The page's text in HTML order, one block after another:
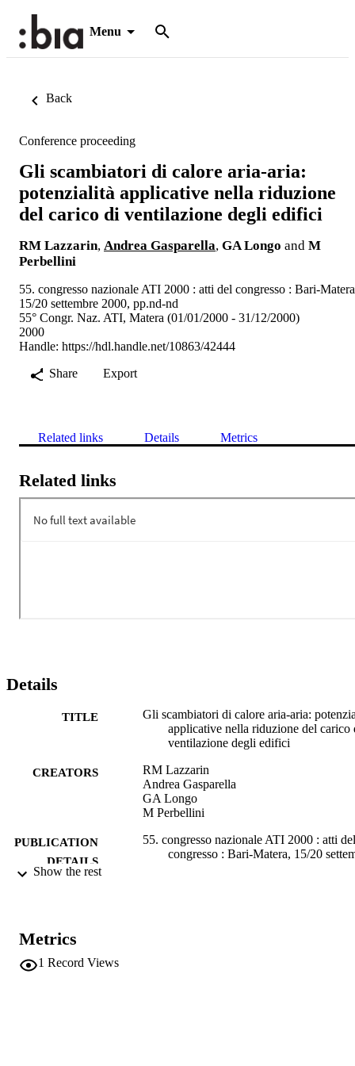
Menu
Back
Conference proceeding
Gli scambiatori di calore aria-aria:
potenzialità applicative nella riduzione
del carico di ventilazione degli edifici
RM Lazzarin, Andrea Gasparella, GA Longo and M
Perbellini
55. congresso nazionale ATI 2000 : atti del congresso : Bari-
15/20 settembre 2000, pp.nd-nd
55° Congr. Naz. ATI, Matera (01/01/2000 - 31/12/2000)
2000
Handle: https://hdl.handle.net/10863/42444
Share
Export
Related links Details Metrics
Related links
Details
TITLE
Gli scambiatori di calore aria-aria:
applicative nella riduzione del carico
ventilazione degli edifici
CREATORS
RM Lazzarin
Andrea Gasparella
GA Longo
M Perbellini
PUBLICATION
DETAILS
55. congresso nazionale ATI 2000 : atti del
congresso : Bari-Matera, 15/20
CONFERENCE
IDENTIFIERS
Show the rest
Metrics
1 Record Views